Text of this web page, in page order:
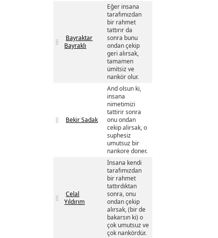
Bayraktar
Bayraklı
Eğer insana
tarafımızdan
bir rahmet
tattırır da
sonra bunu
ondan çekip
geri alırsak,
tamamen
ümitsiz ve
nankör olur.
Bekir Sadak
And olsun ki,
insana
nimetimizi
tattirir sonra
onu ondan
cekip alirsak, o
suphesiz
umutsuz bir
nankore doner.
Celal
Yıldırım
İnsana kendi
tarafımızdan
bir rahmet
tattırdıktan
sonra, onu
ondan çekip
alırsak, (bir de
bakarsın ki) o
çok umutsuz ve
çok nankördür.